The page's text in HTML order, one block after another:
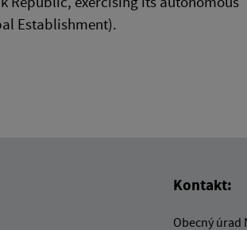
Establishment).
Kontakt:
Obecný úrad